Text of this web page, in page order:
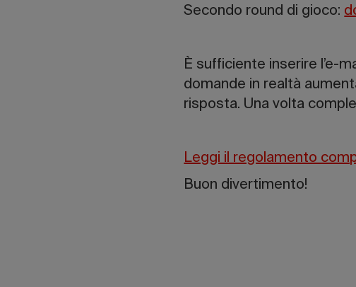
Secondo round di gioco:
È sufficiente inserire l’e-
domande in realtà
risposta. Una volta
Leggi il regolamento
Buon divertimento!